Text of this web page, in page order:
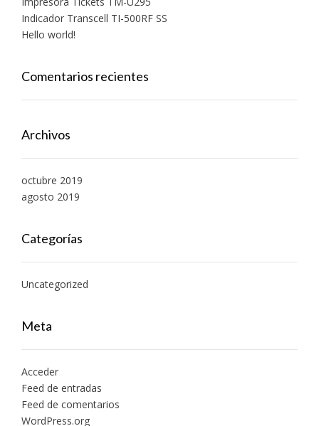
Indicador Transcell TI-500RF SS
Hello world!
Comentarios recientes
Archivos
octubre 2019
agosto 2019
Categorías
Uncategorized
Meta
Acceder
Feed de entradas
Feed de comentarios
WordPress.org